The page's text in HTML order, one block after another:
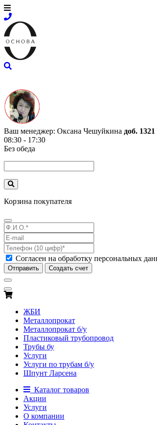
Ваш менеджер: Оксана Чешуйкина доб. 1321
08:30 - 17:30
Без обеда
Корзина покупателя
Согласен на обработку персональных
Отправить Создать счет
ЖБИ
Металлопрокат
Металлопрокат б/у
Пластиковый трубопровод
Трубы бу
Услуги
Услуги по трубам б/у
Шпунт Ларсена
Каталог товаров
Акции
Услуги
О компании